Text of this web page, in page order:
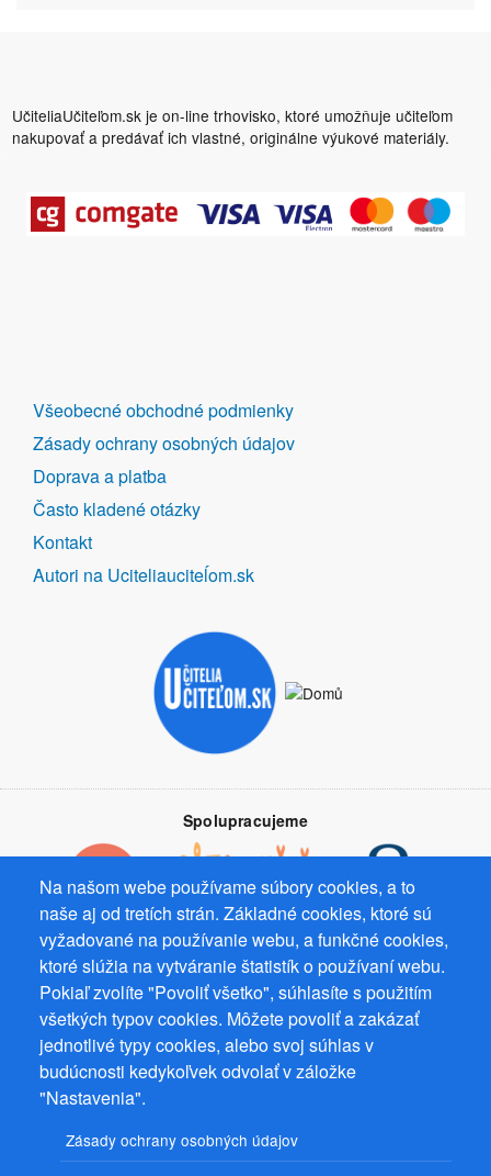
UčiteliaUčiteľom.sk je on-line trhovisko, ktoré umožňuje učiteľom
nakupovať a predávať ich vlastné, originálne výukové materiály.
Na našom webe používame súbory cookies, a to
naše aj od tretích strán. Základné cookies, ktoré sú
vyžadované na používanie webu, a funkčné cookies,
ktoré slúžia na vytváranie štatistík o používaní webu.
Pokiaľ zvolíte "Povoliť všetko", súhlasíte s použitím
všetkých typov cookies. Môžete povoliť a zakázať
jednotlivé typy cookies, alebo svoj súhlas v
budúcnosti kedykoľvek odvolať v záložke
"Nastavenia".
Zásady ochrany osobných údajov
DALŠÍ
ODKAZY
Všeobecné obchodné podmienky
Zásady ochrany osobných údajov
Doprava a platba
Často kladené otázky
Kontakt
Autori na Uciteliauciteĺom.sk
Spolupracujeme
Prevádzkovateľ: Mgr. Bc. Žaneta Radimecká, MBA, Ostrov 256, 561
22 Ostrov, IČ 08993033, DIČ CZ9161263958
© 2026PuzzleWebss.r.o.